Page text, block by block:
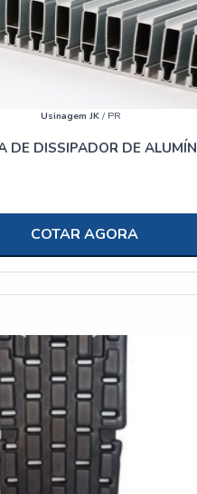
Usinagem JK/ PR
DE DISSIPADOR DE
COTAR AGORA